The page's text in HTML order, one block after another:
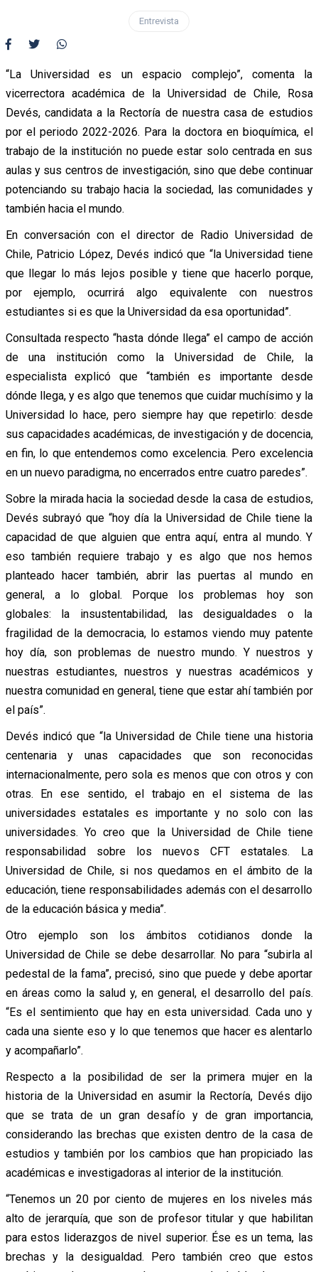
Entrevista
“La Universidad es un espacio complejo”, comenta la
vicerrectora académica de la Universidad de Chile, Rosa
Devés, candidata a la Rectoría de nuestra casa de estudios
por el periodo 2022-2026. Para la doctora en bioquímica, el
trabajo de la institución no puede estar solo centrada en sus
aulas y sus centros de investigación, sino que debe continuar
potenciando su trabajo hacia la sociedad, las comunidades y
también hacia el mundo.
En conversación con el director de Radio Universidad de
Chile, Patricio López, Devés indicó que “la Universidad tiene
que llegar lo más lejos posible y tiene que hacerlo porque,
por ejemplo, ocurrirá algo equivalente con nuestros
estudiantes si es que la Universidad da esa oportunidad”.
Consultada respecto “hasta dónde llega” el campo de acción
de una institución como la Universidad de Chile, la
especialista explicó que “también es importante desde
dónde llega, y es algo que tenemos que cuidar muchísimo y la
Universidad lo hace, pero siempre hay que repetirlo: desde
sus capacidades académicas, de investigación y de docencia,
en fin, lo que entendemos como excelencia. Pero excelencia
en un nuevo paradigma, no encerrados entre cuatro paredes”.
Sobre la mirada hacia la sociedad desde la casa de estudios,
Devés subrayó que “hoy día la Universidad de Chile tiene la
capacidad de que alguien que entra aquí, entra al mundo. Y
eso también requiere trabajo y es algo que nos hemos
planteado hacer también, abrir las puertas al mundo en
general, a lo global. Porque los problemas hoy son
globales: la insustentabilidad, las desigualdades o la
fragilidad de la democracia, lo estamos viendo muy patente
hoy día, son problemas de nuestro mundo. Y nuestros y
nuestras estudiantes, nuestros y nuestras académicos y
nuestra comunidad en general, tiene que estar ahí también por
el país”.
Devés indicó que “la Universidad de Chile tiene una historia
centenaria y unas capacidades que son reconocidas
internacionalmente, pero sola es menos que con otros y con
otras. En ese sentido, el trabajo en el sistema de las
universidades estatales es importante y no solo con las
universidades. Yo creo que la Universidad de Chile tiene
responsabilidad sobre los nuevos CFT estatales. La
Universidad de Chile, si nos quedamos en el ámbito de la
educación, tiene responsabilidades además con el desarrollo
de la educación básica y media”.
Otro ejemplo son los ámbitos cotidianos donde la
Universidad de Chile se debe desarrollar. No para “subirla al
pedestal de la fama”, precisó, sino que puede y debe aportar
en áreas como la salud y, en general, el desarrollo del país.
“Es el sentimiento que hay en esta universidad. Cada uno y
cada una siente eso y lo que tenemos que hacer es alentarlo
y acompañarlo”.
Respecto a la posibilidad de ser la primera mujer en la
historia de la Universidad en asumir la Rectoría, Devés dijo
que se trata de un gran desafío y de gran importancia,
considerando las brechas que existen dentro de la casa de
estudios y también por los cambios que han propiciado las
académicas e investigadoras al interior de la institución.
“Tenemos un 20 por ciento de mujeres en los niveles más
alto de jerarquía, que son de profesor titular y que habilitan
para estos liderazgos de nivel superior. Ése es un tema, las
brechas y la desigualdad. Pero también creo que estos